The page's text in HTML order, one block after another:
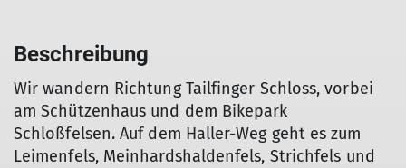
Beschreibung
Wir wandern Richtung Tailfinger Schloss, vorbei
am Schützenhaus und dem Bikepark
Schloßfelsen. Auf dem Haller-Weg geht es zum
Leimenfels, Meinhardshaldenfels, Strichfels und